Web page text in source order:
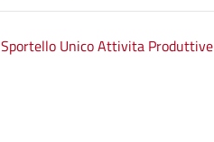
Sportello Unico Attivita Produttive